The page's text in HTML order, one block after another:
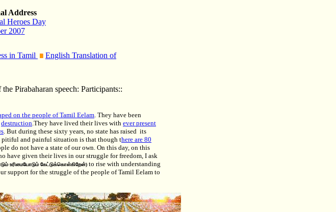
Address
Heroes Day
2007
in Tamil
English Translation of
Pirabaharan speech: Participants::
on the people of Tamil Eelam. They have been
destruction.They have lived their lives with ever present
. But during these sixty years, no state has raised its
pitiful and painful situation is that though there are 80
do not have a state of our own. On this day, on this
have given their lives in our struggle for freedom, I ask
உரிமையோடும் கேட்டுக்கொள்கிறேன்) to rise with understanding
support for the struggle of the people of Tamil Eelam to